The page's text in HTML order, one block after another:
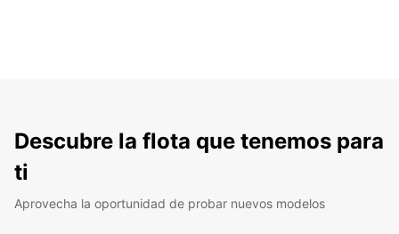
Descubre la flota que tenemos para
ti
Aprovecha la oportunidad de probar nuevos modelos